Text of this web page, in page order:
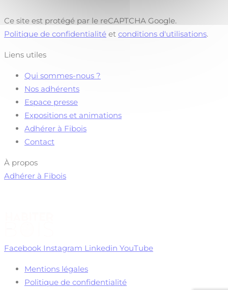
Ce site est protégé par le reCAPTCHA Google.
Politique de confidentialité et conditions d'utilisations.
Liens utiles
Qui sommes-nous ?
Nos adhérents
Espace presse
Expositions et animations
Adhérer à Fibois
Contact
À propos
Adhérer à Fibois
Facebook Instagram Linkedin YouTube
Mentions légales
Politique de confidentialité